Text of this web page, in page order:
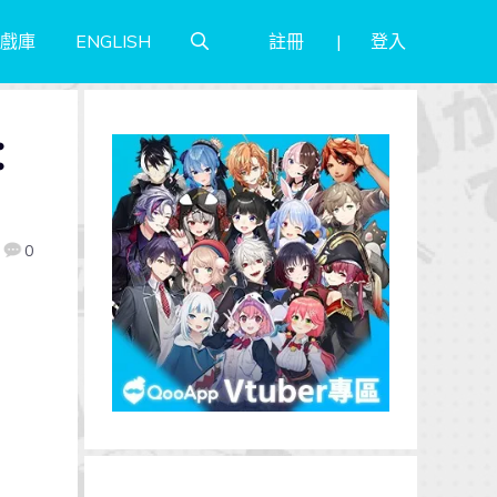
庫 ENGLISH 註冊 登入
0